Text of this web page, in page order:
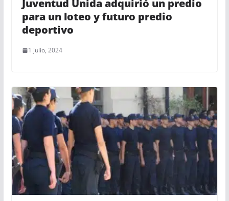
Juventud Unida adquirió un predio
para un loteo y futuro predio
deportivo
1 julio, 2024